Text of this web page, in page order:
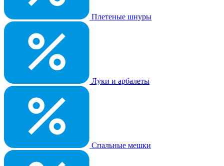
Плетеные шнуры
Луки и арбалеты
Спальные мешки